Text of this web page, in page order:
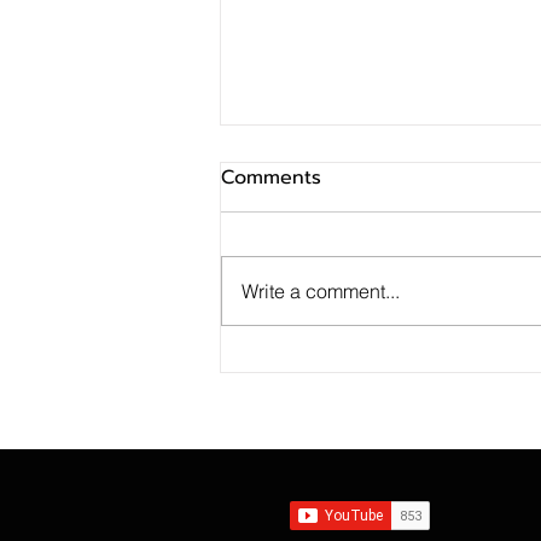
SINO ประกาศ Q2/69 ทำกำไร
บาทต่อหุ้น ครึ่งปีหลังมุ่งเติบโต
Comments
Write a comment...